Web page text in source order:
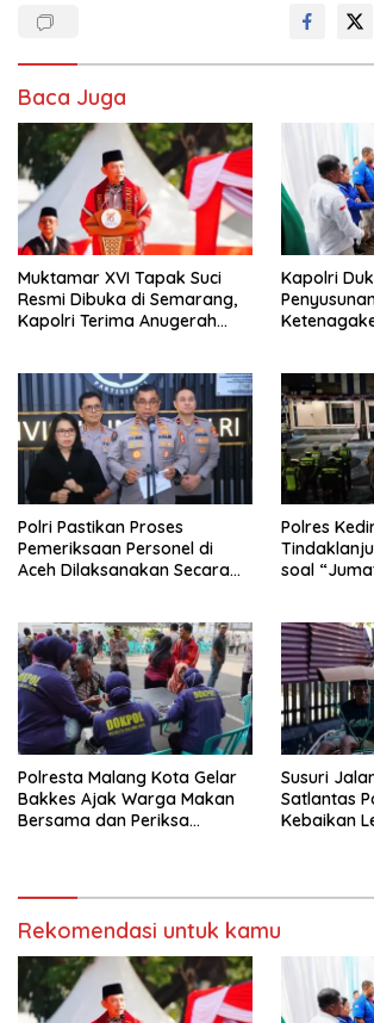
Baca Juga
Muktamar XVI Tapak Suci
Resmi Dibuka di Semarang,
Kapolri Terima Anugerah
Kapolri
Polri Pastikan Proses
Pemeriksaan Personel di
Aceh Dilaksanakan Secara
Polres
soal
Polresta Malang Kota Gelar
Bakkes Ajak Warga Makan
Bersama dan Periksa
Susuri
Satlantas
Kebaikan
Rekomendasi untuk kamu